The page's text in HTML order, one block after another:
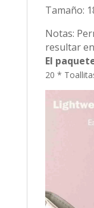
Tamaño:
Notas:
resultar
El
20 *